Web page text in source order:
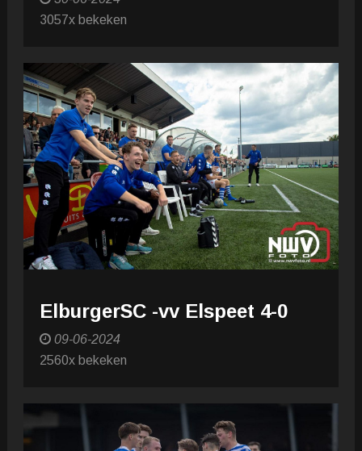
3057x bekeken
ElburgerSC -vv Elspeet 4-0
09-06-2024
2560x bekeken